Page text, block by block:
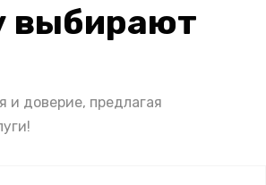
выбирают
и доверие, предлагая